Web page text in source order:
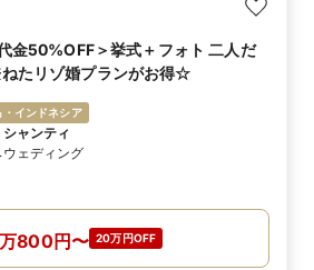
金50%OFF＞挙式＋フォト 二人だ
たリゾ婚プランがお得☆
・インドネシア
ャンティ
ウェディング
万800円〜 20万円OFF